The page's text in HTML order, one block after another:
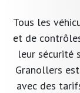
Tous les
et de
leur sécurité
Granollers
avec des